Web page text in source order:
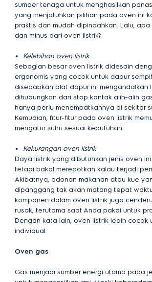
sumber tenaga untuk menghasilkan
yang menjatuhkan pilihan pada oven ini
praktis dan mudah dipindahkan. Lalu, apa
dan minus dari oven listrik?
Kelebihan oven listrik
Sebagian besar oven listrik didesain
ergonomis yang cocok untuk dapur
disebabkan alat dapur ini mengandalkan
dihubungkan dari stop kontak alih-alih
hanya perlu menempatkannya di sekitar
Kemudian, fitur-fitur pada oven listrik
mengatur suhu sesuai kebutuhan.
Kekurangan oven listrik
Daya listrik yang dibutuhkan jenis oven
tetapi bakal merepotkan kalau terjadi
Akibatnya, adonan makanan atau kue
dipanggang tak akan matang tepat
komponen dalam oven listrik juga
rusak, terutama saat Anda pakai untuk
Dengan kata lain, oven listrik lebih cocok
individual.
Oven gas
Gas menjadi sumber energi utama pada